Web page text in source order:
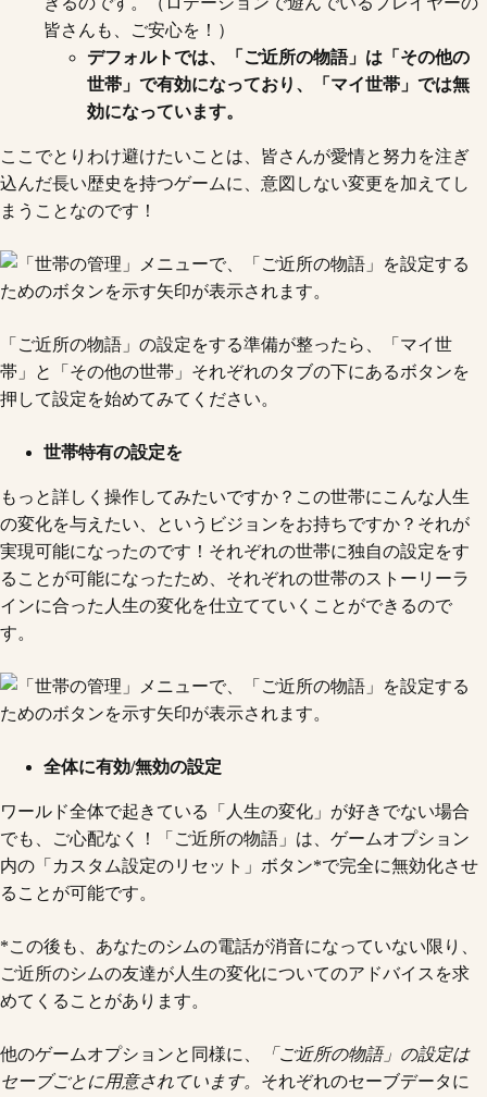
皆さんも、ご安心を！）
デフォルトでは、「ご近所の物語」は「その他の
世帯」で有効になっており、「マイ世帯」では無
効になっています。
ここでとりわけ避けたいことは、皆さんが愛情と努力を注ぎ
込んだ長い歴史を持つゲームに、意図しない変更を加えてし
まうことなのです！
「ご近所の物語」の設定をする準備が整ったら、「マイ世
帯」と「その他の世帯」それぞれのタブの下にあるボタンを
押して設定を始めてみてください。
世帯特有の設定を
もっと詳しく操作してみたいですか？この世帯にこんな人生
の変化を与えたい、というビジョンをお持ちですか？それが
実現可能になったのです！それぞれの世帯に独自の設定をす
ることが可能になったため、それぞれの世帯のストーリーラ
インに合った人生の変化を仕立てていくことができるので
す。
全体に有効/無効の設定
ワールド全体で起きている「人生の変化」が好きでない場合
でも、ご心配なく！「ご近所の物語」は、ゲームオプション
内の「カスタム設定のリセット」ボタン*で完全に無効化させ
ることが可能です。
*この後も、あなたのシムの電話が消音になっていない限り、
ご近所のシムの友達が人生の変化についてのアドバイスを求
めてくることがあります。
他のゲームオプションと同様に、
「ご近所の物語」の設定は
セーブごとに用意されています。 それぞれのセーブデータに